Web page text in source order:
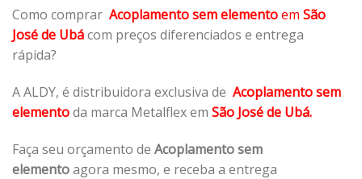
Como comprar Acoplamento sem elementoem São
José de Ubácom preços diferenciados e entrega
rápida?
A ALDY, é distribuidora exclusiva de Acoplamento sem
elementoda marca Metalflex em São José de Ubá.
Faça seu orçamento de Acoplamento sem
elementoagora mesmo, e receba a entrega